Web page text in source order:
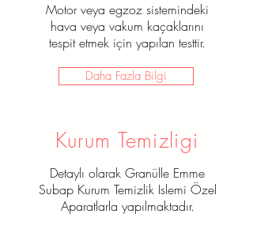
Motor veya egzoz sistemindeki
hava veya vakum kaçaklarını
tespit etmek için yapılan testtir.
Daha Fazla Bilgi
Kurum Temizligi
Detaylı olarak Granülle Emme
Subap Kurum Temizlik Islemi Özel
Aparatlarla yapılmaktadır.